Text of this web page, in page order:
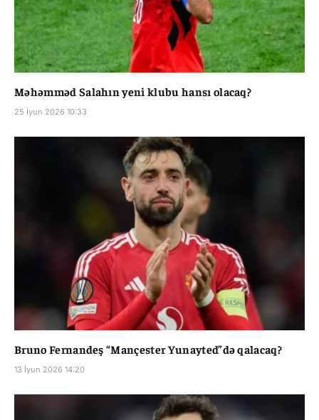
Məhəmməd Salahın yeni klubu hansı olacaq?
25 İyun 2026 10:33
Bruno Fernandeş “Mançester Yunayted”də qalacaq?
13 İyun 2026 14:20